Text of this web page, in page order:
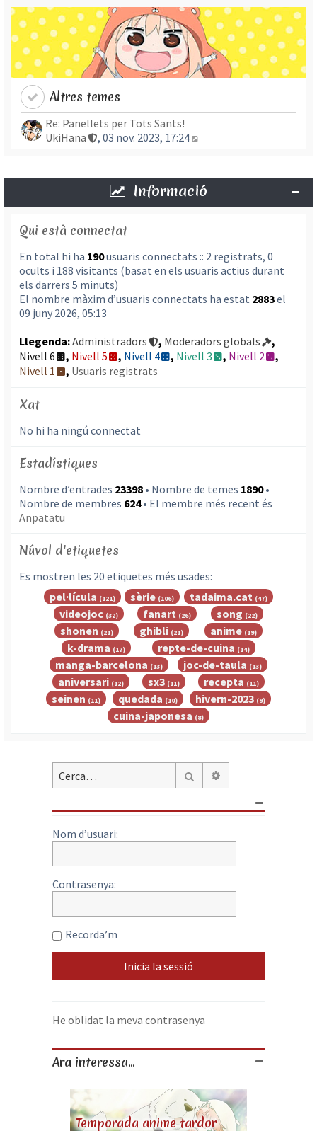
Altres temes
Re: Panellets per Tots Sants!
UkiHana
, 03 nov. 2023, 17:24
Informació
Qui està connectat
En total hi ha 190usuaris connectats :: 2 registrats, 0
ocults i 188 visitants (basat en els usuaris actius durant
els darrers 5 minuts)
El nombre màxim d’usuaris connectats ha estat 2883el
09 juny 2026, 05:13
Llegenda:Administradors , Moderadors globals
,
Nivell 6
, Nivell 5 , Nivell 4 , Nivell 3 , Nivell 2
,
Nivell 1
, Usuaris registrats
Xat
No hi ha ningú connectat
Estadístiques
Nombre d’entrades 23398 • Nombre de temes 1890•
Nombre de membres 624• El membre més recent és
Anpatatu
Núvol d'etiquetes
Es mostren les 20 etiquetes més usades:
pel·lícula (121) sèrie (106) tadaima.cat (47)
videojoc (32) fanart (26) song (22)
shonen (21) ghibli (21) anime (19)
k-drama (17) repte-de-cuina (14)
manga-barcelona (13) joc-de-taula (13)
aniversari (12) sx3 (11) recepta (11)
seinen (11) quedada (10) hivern-2023 (9)
cuina-japonesa (8)
Cerca
Nom d’usuari:
Contrasenya:
Recorda’m
He oblidat la meva contrasenya
Ara interessa...
Temporada anime tardor